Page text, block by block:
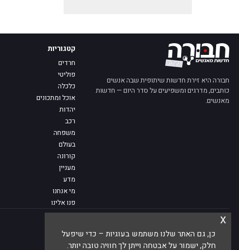
כן, גם האתר שלנו משתמש בעוגיות – כדי שיפעל
חלק, ישמור על אבטחה וייתן לך חוויה טובה יותר.
x
חבורה היא זירת חדשות שיתופית שבה אנשים
כותבים, מדרגים ומשפיעים על סדר היום — חדשות
מאנשים.
קטגוריות
חרדים
פוליטי
כלכלה
אוכל ומתכונים
יהדות
רכב
משפחה
בעולם
קורונה
מעניין
מדע
מי אנחנו
פנו אלינו
© 2026 חבורה — חדשות מאנשים